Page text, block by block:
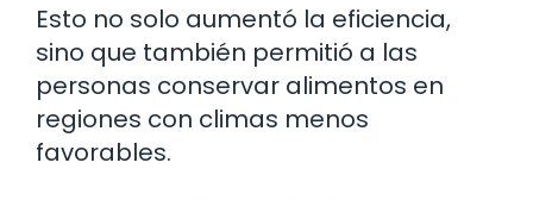
Esto no solo aumentó la eficiencia,
sino que también permitió a las
personas conservar alimentos en
regiones con climas menos
favorables.